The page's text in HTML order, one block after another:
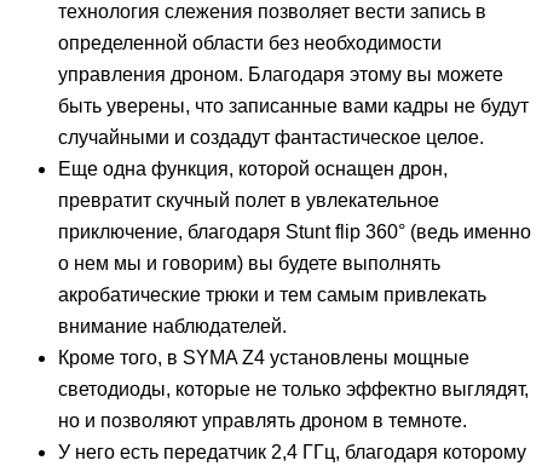
технология слежения позволяет вести запись в
определенной области без необходимости
управления дроном. Благодаря этому вы можете
быть уверены, что записанные вами кадры не будут
случайными и создадут фантастическое целое.
Еще одна функция, которой оснащен дрон,
превратит скучный полет в увлекательное
приключение, благодаря Stunt flip 360° (ведь именно
о нем мы и говорим) вы будете выполнять
акробатические трюки и тем самым привлекать
внимание наблюдателей.
Кроме того, в SYMA Z4 установлены мощные
светодиоды, которые не только эффектно выглядят,
но и позволяют управлять дроном в темноте.
У него есть передатчик 2,4 ГГц, благодаря которому